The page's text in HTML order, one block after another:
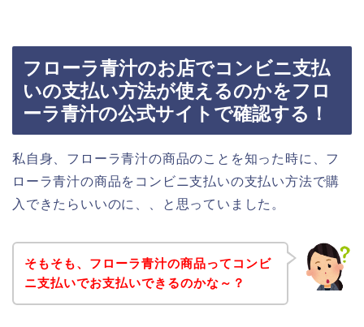
フローラ青汁のお店でコンビニ支払
いの支払い方法が使えるのかをフロ
ーラ青汁の公式サイトで確認する！
私自身、フローラ青汁の商品のことを知った時に、フ
ローラ青汁の商品をコンビニ支払いの支払い方法で購
入できたらいいのに、、と思っていました。
そもそも、フローラ青汁の商品ってコンビ
ニ支払いでお支払いできるのかな～？